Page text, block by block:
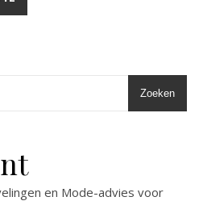
Zoeken
en Mode-advies voor